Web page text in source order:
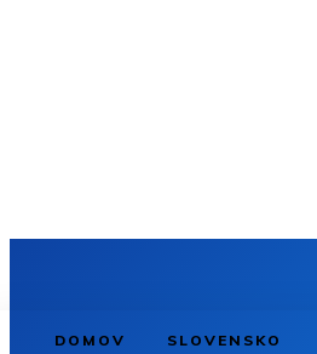
DOMOV SLOVENSKO